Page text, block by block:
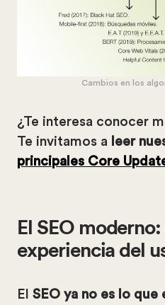
Cambios en los
¿Te interesa conocer
Te invitamos a leer
principales Core
El SEO
experiencia del
El SEO ya no es lo que